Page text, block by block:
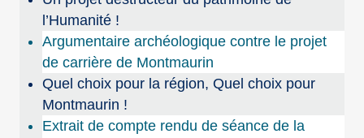
l’Humanité !
Argumentaire archéologique contre le projet
de carrière de Montmaurin
Quel choix pour la région, Quel choix pour
Montmaurin !
Extrait de compte rendu de séance de la